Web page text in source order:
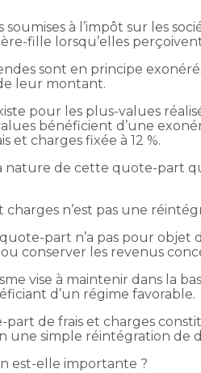
soumises à l’impôt sur les
fille lorsqu’elles
sont en principe
leur montant.
pour les plus-values
bénéficient d’une
et charges fixée à 12 %.
nature de cette quote-part
charges n’est pas une
part n’a pas pour
conserver les revenus
vise à maintenir dans la
d’un régime favorable.
de frais et charges
une simple réintégration de
est-elle importante ?